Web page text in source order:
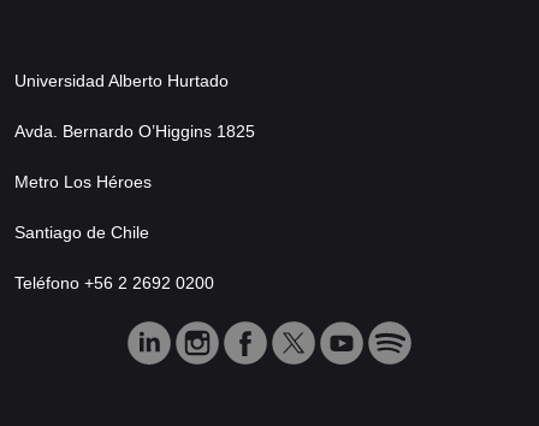
Universidad Alberto Hurtado
Avda. Bernardo O’Higgins 1825
Metro Los Héroes
Santiago de Chile
Teléfono +56 2 2692 0200